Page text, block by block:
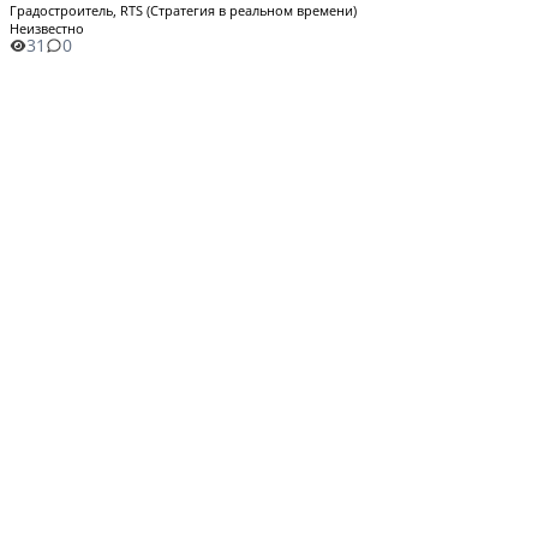
Градостроитель, RTS (Стратегия в реальном времени)
Неизвестно
31 0